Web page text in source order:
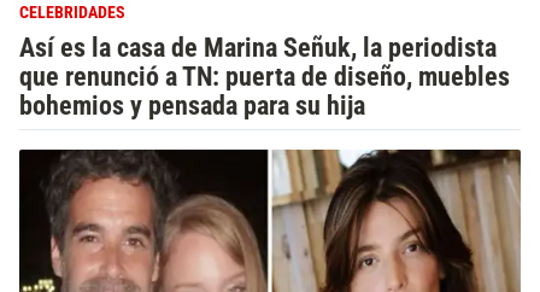
CELEBRIDADES
Así es la casa de Marina Señuk, la periodista
que renunció a TN: puerta de diseño, muebles
bohemios y pensada para su hija